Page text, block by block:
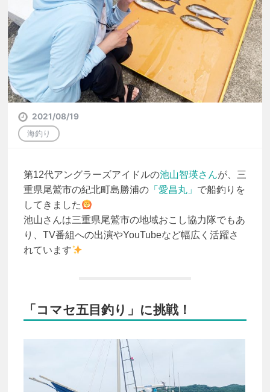
2021/08/19
海釣り
第12代アングラーズアイドルの池山智瑛さんが、三
重県尾鷲市の紀北町島勝浦の「愛昌丸」 で船釣りを
してきました
池山さんは三重県尾鷲市の地域おこし協力隊でもあ
り、TV番組への出演やYouTubeなど幅広く活躍さ
れています
「コマセ五目釣り」に挑戦！